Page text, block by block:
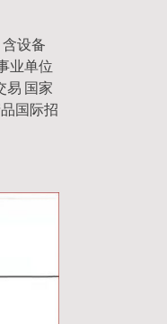
设备
业单位
易 国家
国际招